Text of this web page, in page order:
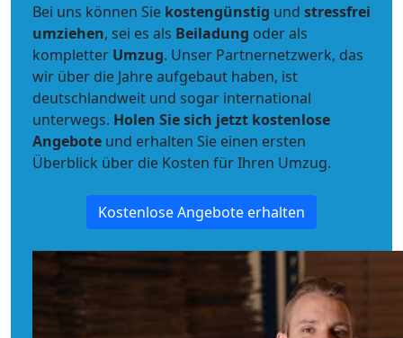
Bei uns können Sie kostengünstig und stressfrei
umziehen, sei es als Beiladung oder als
kompletter Umzug. Unser Partnernetzwerk, das
wir über die Jahre aufgebaut haben, ist
deutschlandweit und sogar international
unterwegs. Holen Sie sich jetzt kostenlose
Angebote und erhalten Sie einen ersten
Überblick über die Kosten für Ihren Umzug.
Kostenlose Angebote erhalten